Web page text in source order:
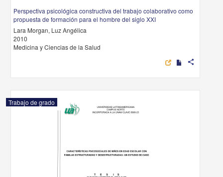
Perspectiva psicológica constructiva del trabajo colaborativo como
propuesta de formación para el hombre del siglo XXI
Lara Morgan, Luz Angélica
2010
Medicina y Ciencias de la Salud
share
Trabajo de grado